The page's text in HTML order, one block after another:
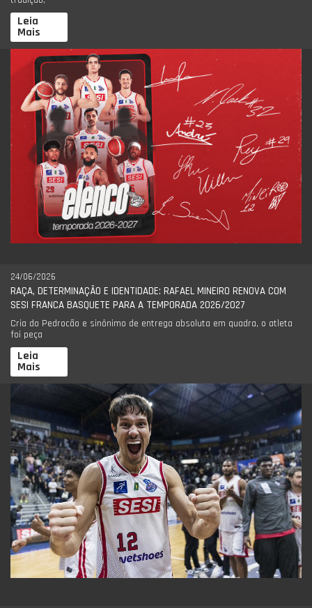
Leia
Mais
24/06/2026
RAÇA, DETERMINAÇÃO E IDENTIDADE: RAFAEL MINEIRO RENOVA COM
SESI FRANCA BASQUETE PARA A TEMPORADA 2026/2027
Cria do Pedrocão e sinônimo de entrega absoluta em quadra, o atleta
foi peça
Leia
Mais